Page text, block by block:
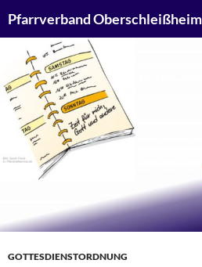
Inhalt
Pfarrverband Oberschleißheim
GOTTESDIENSTORDNUNG